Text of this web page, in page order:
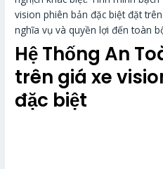
vision phiên bản đặc biệt đặt
nghĩa vụ và quyền lợi đến toàn
Hệ Thống An
trên giá xe
đặc biệt